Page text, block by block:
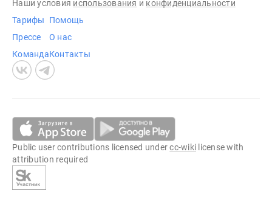
Наши условия использования и конфиденциальности
Тарифы
Прессе
Команда
Помощь
О нас
Контакты
Public user contributions licensed undercc-wiki license with
attribution required